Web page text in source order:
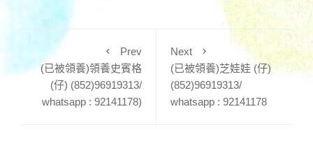
Prev
(已被領養)領養史賓格
(仔) (852)96919313/
whatsapp : 92141178)
Next
(已被領養)芝娃娃 (仔)
(852)96919313/
whatsapp : 92141178